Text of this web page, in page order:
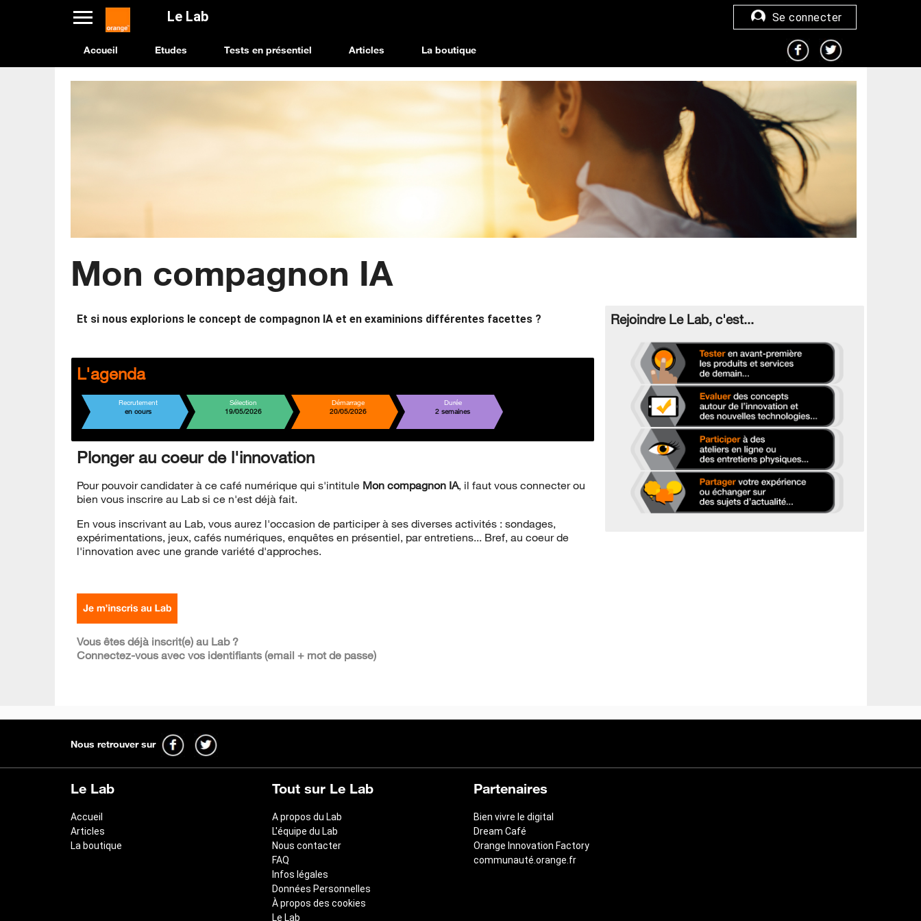
Le Lab Se connecter
Accueil(current) Etudes Tests en présentiel Articles La boutique
Mon compagnon IA
Et si nous explorions le concept de compagnon IA et en examinions différentes facettes ?
L'agenda
Recrutement
en cours
Sélection
19/05/2026
Démarrage
20/05/2026
Durée
2 semaines
Plonger au coeur de l'innovation
Pour pouvoir candidater à ce café numérique qui s'intitule Mon compagnon IA, il faut vous connecter ou
bien vous inscrire au Lab si ce n'est déjà fait.
En vous inscrivant au Lab, vous aurez l'occasion de participer à ses diverses activités : sondages,
expérimentations, jeux, cafés numériques, enquêtes en présentiel, par entretiens... Bref, au coeur de
l'innovation avec une grande variété d'approches.
Vous êtes déjà inscrit(e) au Lab ?
Connectez-vous avec vos identifiants (email + mot de passe)
Rejoindre Le Lab, c'est...
Nous retrouver sur
Le Lab
Accueil
Articles
La boutique
Tout sur Le Lab
A propos du Lab
L'équipe du Lab
Nous contacter
FAQ
Infos légales
Données Personnelles
À propos des cookies
Le Lab
Partenaires
Bien vivre le digital
Dream Café
Orange Innovation Factory
communauté.orange.fr